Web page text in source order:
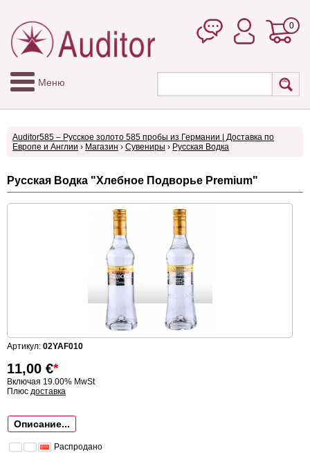
0
Меню
Auditor585 – Русское золото 585 пробы из Германии | Доставка по
Европе и Англии › Магазин › Сувениры › Русская Водка
Русская Водка "Хлебное Подворье Premium"
Артикул: 02YAF010
11,00 €*
Включая 19.00% MwSt
Плюс доставка
Описание...
Распродано